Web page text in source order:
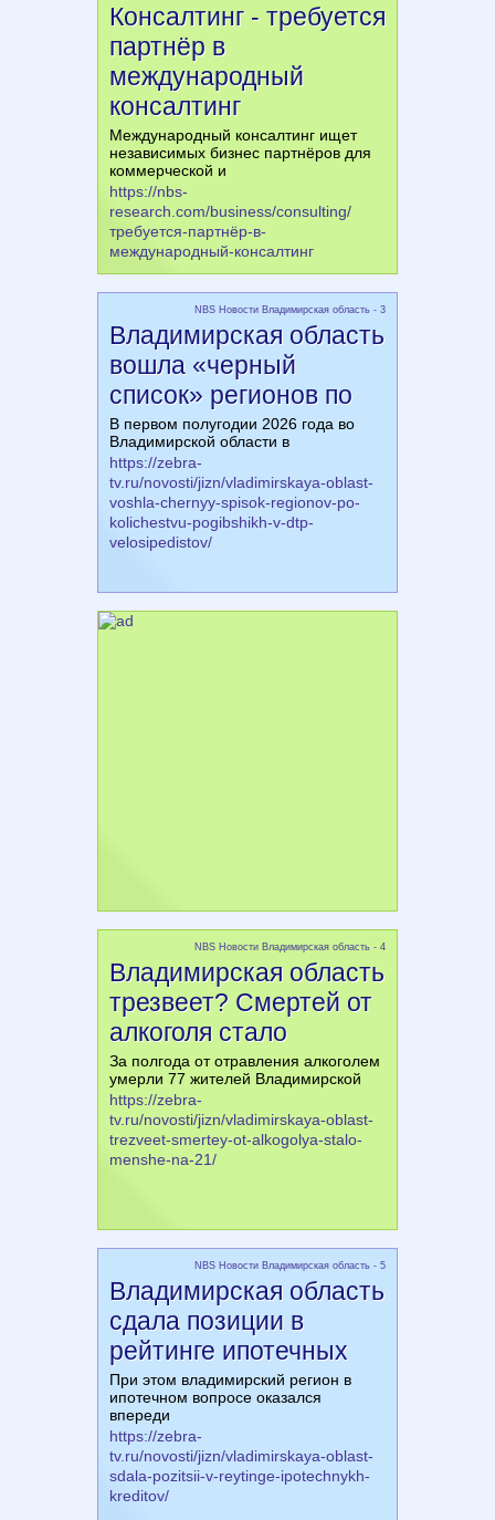
Консалтинг - требуется
партнёр в
международный
консалтинг
Международный консалтинг ищет
независимых бизнес партнёров для
коммерческой и
https://nbs-
research.com/business/consulting/
требуется-партнёр-в-
международный-консалтинг
NBS Новости Владимирская область - 3
Владимирская область
вошла «черный
список» регионов по
В первом полугодии 2026 года во
Владимирской области в
https://zebra-
tv.ru/novosti/jizn/vladimirskaya-oblast-
voshla-chernyy-spisok-regionov-po-
kolichestvu-pogibshikh-v-dtp-
velosipedistov/
NBS Новости Владимирская область - 4
Владимирская область
трезвеет? Смертей от
алкоголя стало
За полгода от отравления алкоголем
умерли 77 жителей Владимирской
https://zebra-
tv.ru/novosti/jizn/vladimirskaya-oblast-
trezveet-smertey-ot-alkogolya-stalo-
menshe-na-21/
NBS Новости Владимирская область - 5
Владимирская область
сдала позиции в
рейтинге ипотечных
При этом владимирский регион в
ипотечном вопросе оказался
впереди
https://zebra-
tv.ru/novosti/jizn/vladimirskaya-oblast-
sdala-pozitsii-v-reytinge-ipotechnykh-
kreditov/